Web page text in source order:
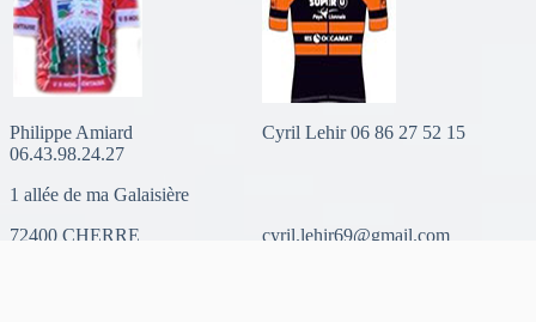
Philippe Amiard
06.43.98.24.27
Cyril Lehir 06 86 27 52 15
1 allée de ma Galaisière
72400 CHERRE
cyril.lehir69@gmail.com